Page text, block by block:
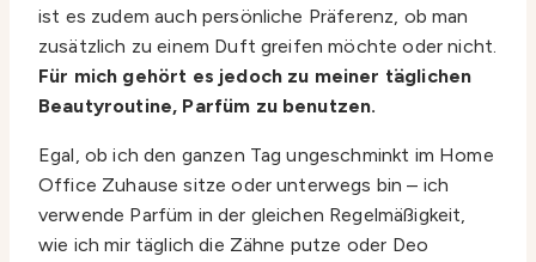
ist es zudem auch persönliche Präferenz, ob man
zusätzlich zu einem Duft greifen möchte oder nicht.
Für mich gehört es jedoch zu meiner täglichen
Beautyroutine, Parfüm zu benutzen.
Egal, ob ich den ganzen Tag ungeschminkt im Home
Office Zuhause sitze oder unterwegs bin – ich
verwende Parfüm in der gleichen Regelmäßigkeit,
wie ich mir täglich die Zähne putze oder Deo